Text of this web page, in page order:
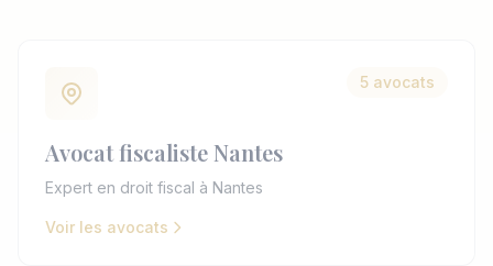
5 avocats
Avocat fiscaliste Nantes
Expert en droit fiscal à Nantes
Voir les avocats